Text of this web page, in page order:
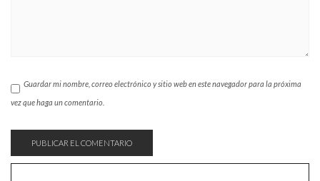
Guardar mi nombre, correo electrónico y sitio web en este navegador para la próxima
vez que haga un comentario.